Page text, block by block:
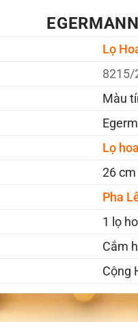
Lọ
8215/
Màu
Lọ hoa
26 cm
Pha
1 lọ
Cắm
Cộng